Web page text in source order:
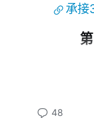
承接
说下加点和根器
48